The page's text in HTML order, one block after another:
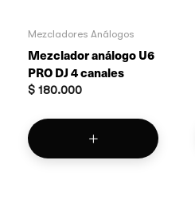
Mezcladores Análogos
Mezclador análogo U6
PRO DJ 4 canales
$ 180.000